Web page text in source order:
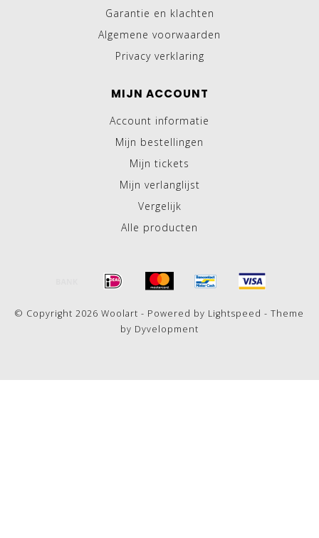
Garantie en klachten
Algemene voorwaarden
Privacy verklaring
MIJN ACCOUNT
Account informatie
Mijn bestellingen
Mijn tickets
Mijn verlanglijst
Vergelijk
Alle producten
© Copyright 2026 Woolart - Powered by Lightspeed - Theme
by Dyvelopment